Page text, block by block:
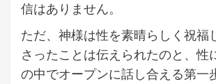
信はありません。
ただ、神様は性を素晴らしく祝福
さったことは伝えられたのと、性
の中でオープンに話し合える第一